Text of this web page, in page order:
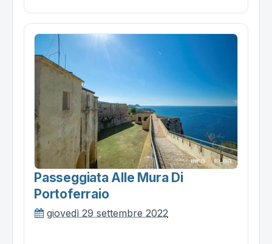
Passeggiata Alle Mura Di
Portoferraio
giovedì 29 settembre 2022